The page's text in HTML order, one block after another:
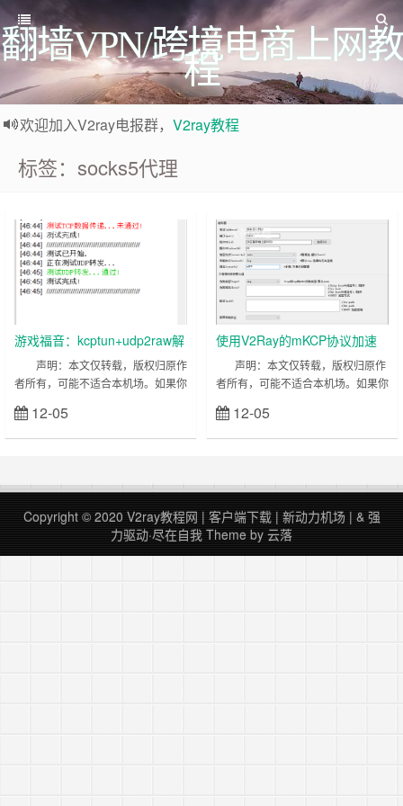
翻墙VPN/跨境电商上网教
程
欢迎加入V2ray电报群， V2ray教程
标签：socks5代理
大神教程
游戏福音：kcptun+udp2raw解
决udp干扰/QoS
声明：本文仅转载，版权归原作
者所有，可能不适合本机场。如果你
里： V2Ray 机场 在线节点 50+，开
放注册！！还便宜！！！ 自从上了
好景不长。。延时的问题算是解决
了，但新的问题粗来了。。最近这几
天经常会出现 kcpt……
12-05
大神教程
使用V2Ray的mKCP协议加速
游戏
声明：本文仅转载，版权归原作
者所有，可能不适合本机场。如果你
里： V2Ray 机场 在线节点 50+，开
放注册！！还便宜！！！用 v2ray 内
kcptun+udp2raw 好。也算是一种可
行的方法吧，想偷懒的话可以试试这
个方法。。安装 v2ray……
12-05
Copyright © 2020 V2ray教程网 | 客户端下载| 新动力机场| & 强
力驱动·尽在自我 Theme by 云落